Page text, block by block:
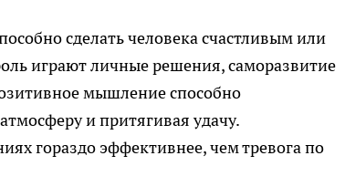
сделать человека счастливым или
играют личные решения, саморазвитие
мышление способно
и притягивая удачу.
гораздо эффективнее, чем тревога по